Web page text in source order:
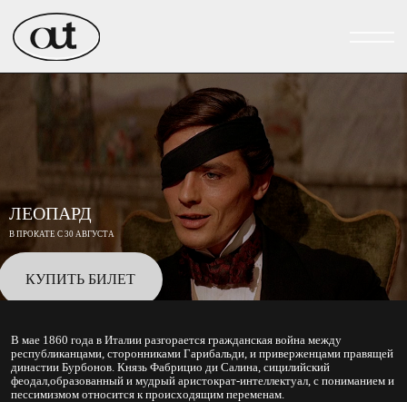
ЛЕОПАРД
В ПРОКАТЕ С 30 АВГУСТА
КУПИТЬ БИЛЕТ
В мае 1860 года в Италии разгорается гражданская война между
республиканцами, сторонниками Гарибальди, и приверженцами правящей
династии Бурбонов. Князь Фабрицио ди Салина, сицилийский
феодал,образованный и мудрый аристократ-интеллектуал, с пониманием и
пессимизмом относится к происходящим переменам.